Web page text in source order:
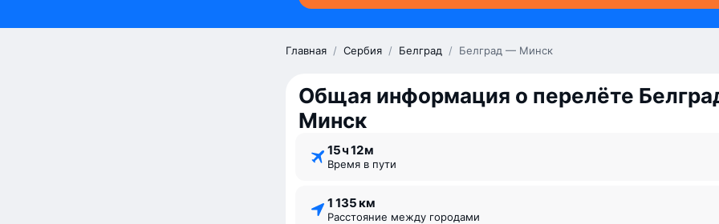
Главная / Сербия / Белград / Белград — Минск
Общая информация о перелёте
Минск
15 ⁠ч 12 ⁠м
Время в пути
1 135 км
Расстояние между городами